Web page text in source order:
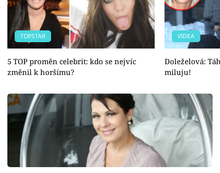
TOPSTAR
5 TOP proměn celebrit: kdo se nejvíc
změnil k horšímu?
VIDEA
Doleželová:
miluju!